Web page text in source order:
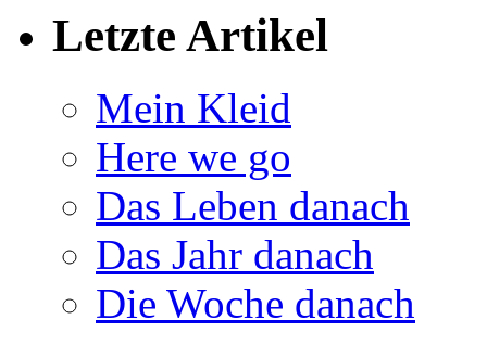
Letzte Artikel
Mein Kleid
Here we go
Das Leben danach
Das Jahr danach
Die Woche danach